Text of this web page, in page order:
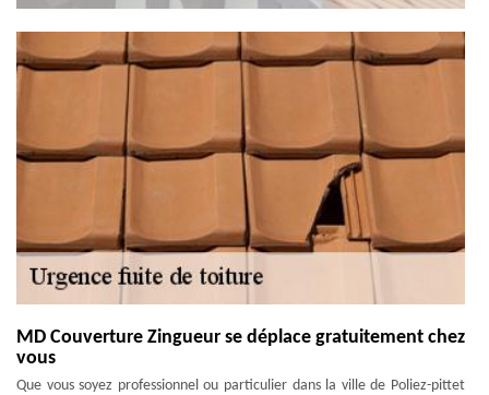
MD Couverture Zingueur se déplace gratuitement chez
vous
Que vous soyez professionnel ou particulier dans la ville de Poliez-pittet